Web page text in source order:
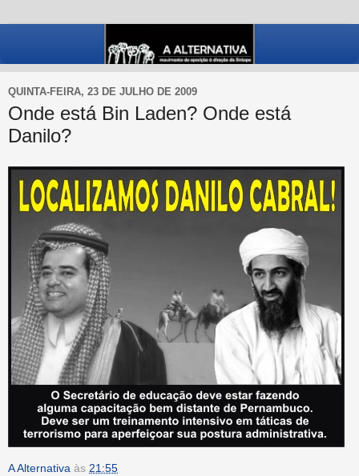
QUINTA-FEIRA, 23 DE JULHO DE 2009
Onde está Bin Laden? Onde está
Danilo?
A Alternativa às 21:55